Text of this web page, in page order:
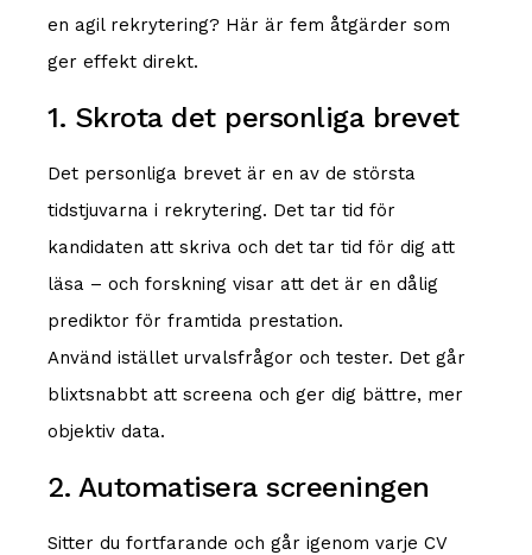
en agil rekrytering? Här är fem åtgärder som
ger effekt direkt.
1. Skrota det personliga brevet
Det personliga brevet är en av de största
tidstjuvarna i rekrytering. Det tar tid för
kandidaten att skriva och det tar tid för dig att
läsa – och forskning visar att det är en dålig
prediktor för framtida prestation.
Använd istället urvalsfrågor och tester. Det går
blixtsnabbt att screena och ger dig bättre, mer
objektiv data.
2. Automatisera screeningen
Sitter du fortfarande och går igenom varje CV